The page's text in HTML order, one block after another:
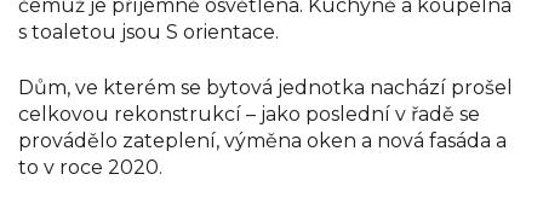
čemuž je příjemně osvětlena. Kuchyně a koupelna
s toaletou jsou S orientace.
Dům, ve kterém se bytová jednotka nachází prošel
celkovou rekonstrukcí – jako poslední v řadě se
provádělo zateplení, výměna oken a nová fasáda a
to v roce 2020.